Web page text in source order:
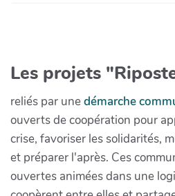
Les projets
reliés par unedémarche
ouverts de coopération pour
crise, favoriser les solidarités,
et préparer l'après. Ces
ouvertes animées dans une